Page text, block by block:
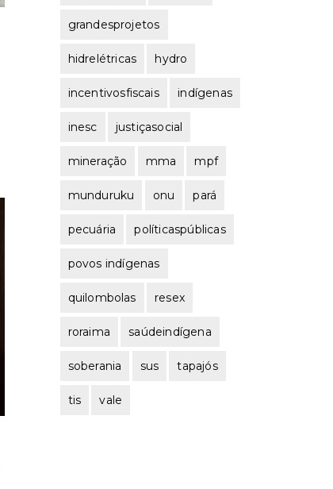
grandesprojetos
hidrelétricas hydro
incentivosfiscais indígenas
inesc justiçasocial
mineração mma mpf
munduruku onu pará
pecuária políticaspúblicas
povos indígenas
quilombolas resex
roraima saúdeindígena
soberania sus tapajós
tis vale